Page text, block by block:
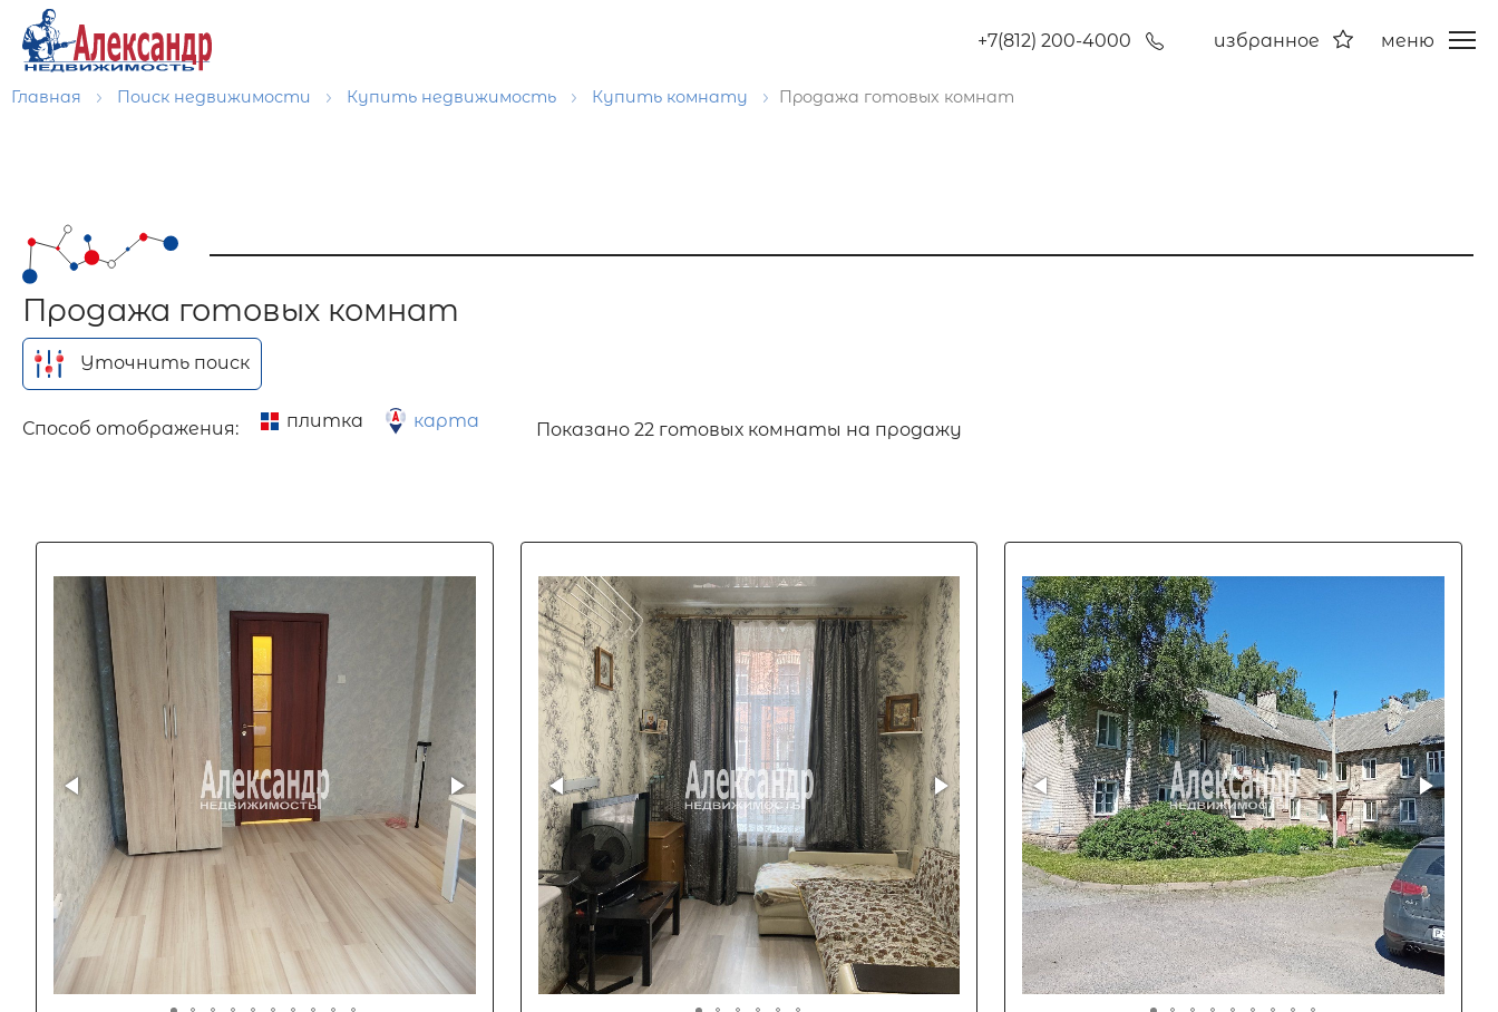
+7(812) 200-4000 избранное меню
Главная Поиск недвижимости Купить недвижимость Купить комнату Продажа готовых комнат
Продажа готовых комнат
Уточнить поиск
Способ отображения: плитка карта Показано 22 готовых комнаты на продажу